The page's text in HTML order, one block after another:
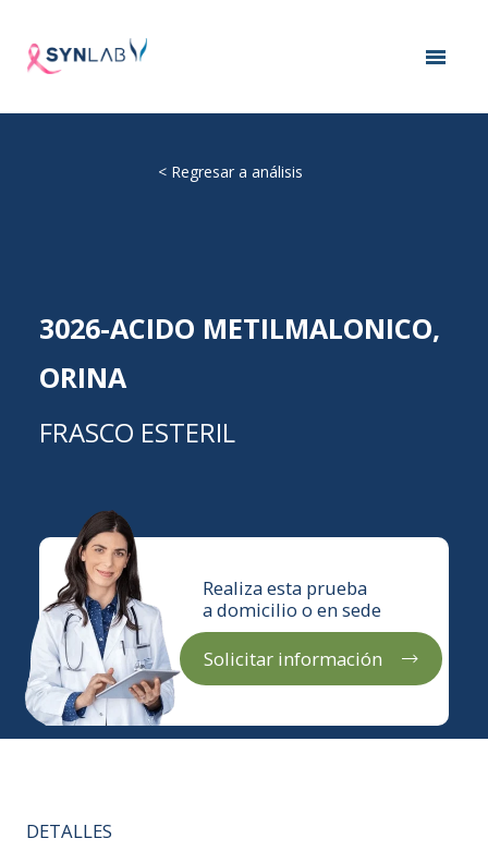
< Regresar a análisis
3026-ACIDO METILMALONICO,
ORINA
FRASCO ESTERIL
Realiza esta prueba
a domicilio o en sede
Solicitar información
DETALLES